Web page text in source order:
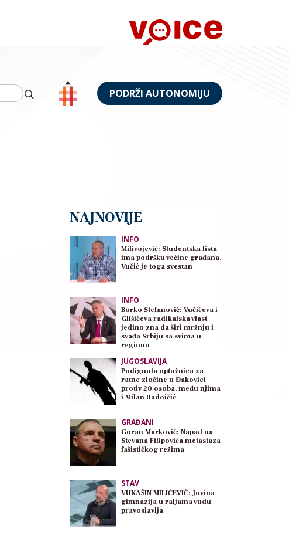
PODRŽI AUTONOMIJU
NAJNOVIJE
INFO
Milivojević: Studentska lista
ima podršku većine građana,
Vučić je toga svestan
INFO
Borko Stefanović: Vučićeva i
Glišićeva radikalska vlast
jedino zna da širi mržnju i
svađa Srbiju sa svima u
regionu
JUGOSLAVIJA
Podignuta optužnica za
ratne zločine u Đakovici
protiv 20 osoba, među njima
i Milan Radoičić
GRAĐANI
Goran Marković: Napad na
Stevana Filipovića metastaza
fašističkog režima
STAV
VUKAŠIN MILIĆEVIĆ: Jovina
gimnazija u raljama vudu
pravoslavlja